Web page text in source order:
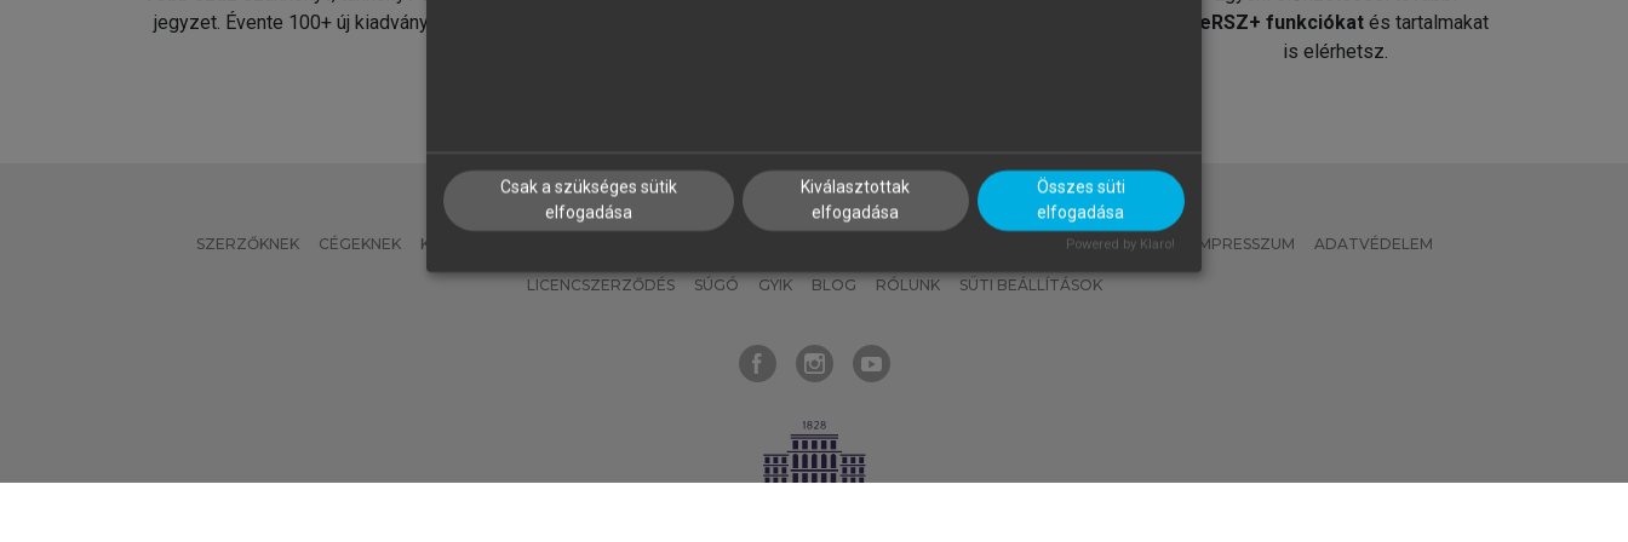
jegyzet. Évente 100+ új kiadvány.
MeRSZ+ funkciókat és tartalmakat
is elérhetsz.
SZERZŐKNEK CÉGEKNEK KÖNYVTÁROSOKNAK MI – ÁLTALÁNOS IRÁNYELVEK IMPRESSZUM ADATVÉDELEM
LICENCSZERZŐDÉS SÚGÓ GYIK BLOG RÓLUNK SÜTI BEÁLLÍTÁSOK
Csak a szükséges sütik
elfogadása
Kiválasztottak
elfogadása
Összes süti
elfogadása
Powered by Klaro!